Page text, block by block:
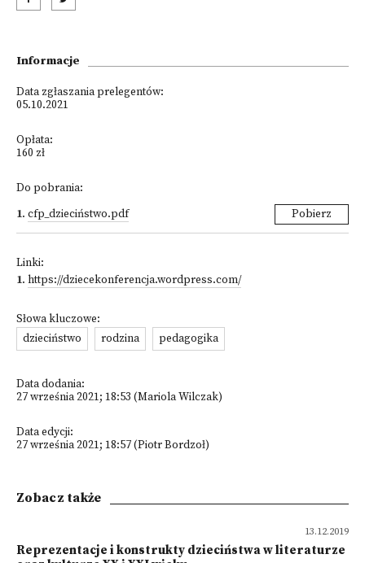
Informacje
Data zgłaszania prelegentów:
05.10.2021
Opłata:
160 zł
Do pobrania:
1. cfp_dzieciństwo.pdf Pobierz
Linki:
1. https://dziecekonferencja.wordpress.com/
Słowa kluczowe:
dzieciństwo
rodzina pedagogika
Data dodania:
27 września 2021; 18:53 (Mariola Wilczak)
Data edycji:
27 września 2021; 18:57 (Piotr Bordzoł)
Zobacz także
13.12.2019
Reprezentacje i konstrukty dzieciństwa w literaturze